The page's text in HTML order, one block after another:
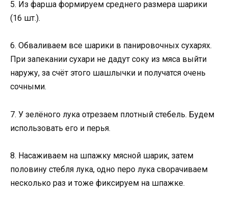
5. Из фарша формируем среднего размера шарики
(16 шт.).
6. Обваливаем все шарики в панировочных сухарях.
При запекании сухари не дадут соку из мяса выйти
наружу, за счёт этого шашлычки и получатся очень
сочными.
7. У зелёного лука отрезаем плотный стебель. Будем
использовать его и перья.
8. Насаживаем на шпажку мясной шарик, затем
половину стебля лука, одно перо лука сворачиваем
несколько раз и тоже фиксируем на шпажке.